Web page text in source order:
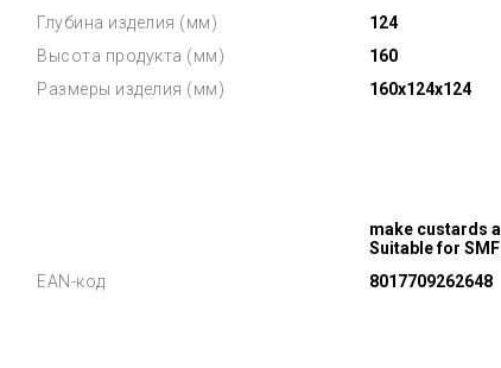
Глубина изделия (мм)
124
Высота продукта (мм)
160
Размеры изделия (мм)
160x124x124
make custards
Suitable for
EAN-код
8017709262648